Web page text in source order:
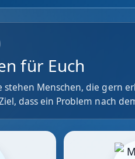
für Euch
stehen Menschen, die gern
dass ein Problem nach